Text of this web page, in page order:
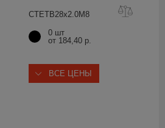
CTETB28x2.0M8
0 шт
от 184,40 р.
ВСЕ ЦЕНЫ